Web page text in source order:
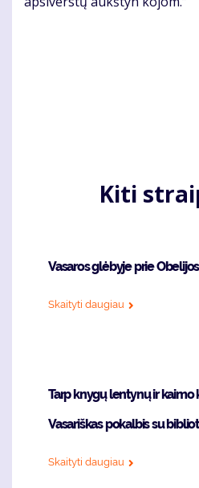
Kiti
Vasaros glėbyje prie Obelijos
Skaityti daugiau
Tarp knygų lentynų ir kaimo
Vasariškas pokalbis su
Skaityti daugiau